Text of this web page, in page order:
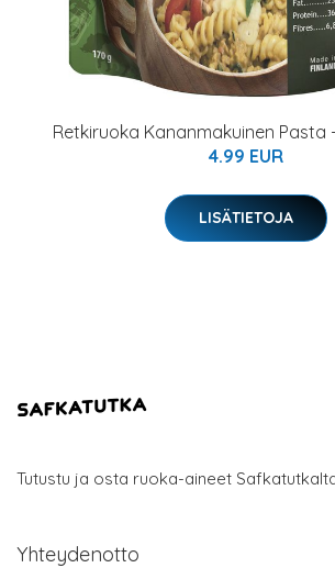
Retkiruoka Kananmakuinen Pasta
4.99 EUR
LISÄTIETOJA
Tutustu ja osta ruoka-aineet
Yhteydenotto